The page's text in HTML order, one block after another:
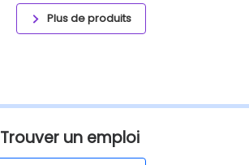
Plus de produits
Trouver un emploi